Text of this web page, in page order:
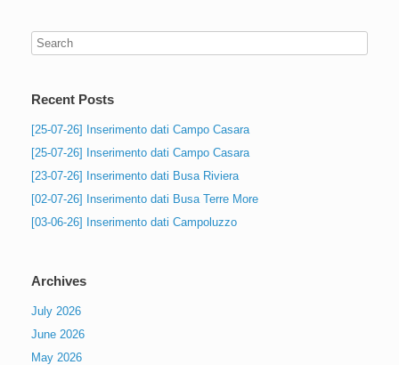
Recent Posts
[25-07-26] Inserimento dati Campo Casara
[25-07-26] Inserimento dati Campo Casara
[23-07-26] Inserimento dati Busa Riviera
[02-07-26] Inserimento dati Busa Terre More
[03-06-26] Inserimento dati Campoluzzo
Archives
July 2026
June 2026
May 2026